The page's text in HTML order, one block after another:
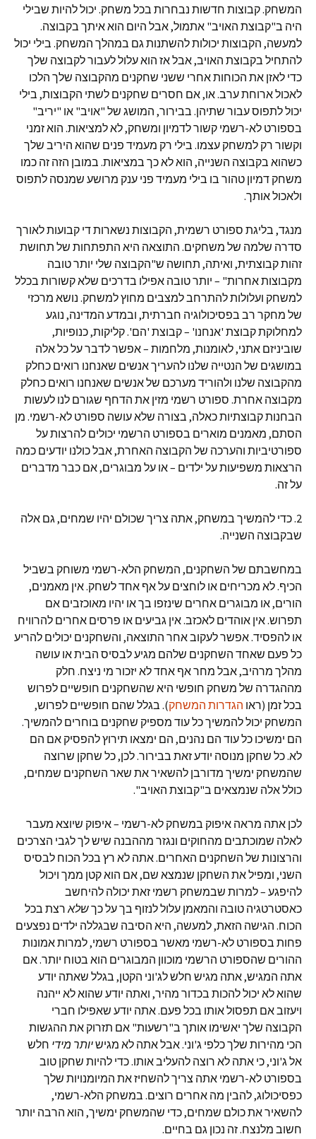
המשחק. קבוצות חדשות נבחרות בכל משחק. יכול להיות שבילי
היה ב"קבוצת האויב" אתמול, אבל היום הוא איתך בקבוצה.
למעשה, הקבוצות יכולות להשתנות גם במהלך המשחק. בילי יכול
להתחיל בקבוצת האויב, אבל אז הוא עלול לעבור לקבוצה שלך
כדי לאזן את הכוחות אחרי ששני שחקנים מהקבוצה שלך הלכו
לאכול ארוחת ערב. או, אם חסרים שחקנים לשתי הקבוצות, בילי
יכול לתפוס עבור שתיהן. בבירור, המושג של "אויב" או "יריב"
בספורט לא-רשמי קשור לדמיון ומשחק, לא למציאות. הוא זמני
וקשור רק למשחק עצמו. בילי רק מעמיד פנים שהוא היריב שלך
כשהוא בקבוצה השנייה, הוא לא כך במציאות. במובן הזה זה כמו
משחק דמיון טהור בו בילי מעמיד פני ענק מרושע שמנסה לתפוס
ולאכול אותך.
מנגד, בליגת ספורט רשמית, הקבוצות נשארות די קבועות לאורך
סדרה שלמה של משחקים. התוצאה היא התפתחות של תחושת
זהות קבוצתית, ואיתה, תחושה ש"הקבוצה שלי יותר טובה
מקבוצות אחרות" – יותר טובה אפילו בדרכים שלא קשורות בכלל
למשחק ועלולות להתרחב למצבים מחוץ למשחק. נושא מרכזי
של מחקר רב בפסיכולוגיה חברתית, ובמדע המדינה, נוגע
למחלוקת קבוצת 'אנחנו' – קבוצת 'הם'. קליקות, כנופיות,
שוביניזם אתני, לאומנות, מלחמות – אפשר לדבר על כל אלה
במושגים של הנטייה שלנו להעריך אנשים שאנחנו רואים כחלק
מהקבוצה שלנו ולהוריד מערכם של אנשים שאנחנו רואים כחלק
מקבוצה אחרת. ספורט רשמי מזין את הדחף שגורם לנו לעשות
הבחנות קבוצתיות כאלה, בצורה שלא עושה ספורט לא-רשמי. מן
הסתם, מאמנים מוארים בספורט הרשמי יכולים להרצות על
ספורטיביות והערכה של הקבוצה האחרת, אבל כולנו יודעים כמה
הרצאות משפיעות על ילדים – או על מבוגרים, אם כבר מדברים
על זה.
2. כדי להמשיך במשחק, אתה צריך שכולם יהיו שמחים, גם אלה
שבקבוצה השנייה.
במחשבתם של השחקנים, המשחק הלא-רשמי משוחק בשביל
הכיף. לא מכריחים או לוחצים על אף אחד לשחק. אין מאמנים,
הורים, או מבוגרים אחרים שינזפו בך או יהיו מאוכזבים אם
תפרוש. אין אוהדים לאכזב. אין גביעים או פרסים אחרים להרוויח
או להפסיד. אפשר לעקוב אחר התוצאה, והשחקנים יכולים להריע
כל פעם שאחד השחקנים שלהם מגיע לבסיס הבית או עושה
מהלך מרהיב, אבל מחר אף אחד לא יזכור מי ניצח. חלק
מההגדרה של משחק חופשי היא שהשחקנים חופשיים לפרוש
בכל זמן (ראו הגדרות המשחק). בגלל שהם חופשיים לפרוש,
המשחק יכול להמשיך כל עוד מספיק שחקנים בוחרים להמשיך.
הם ימשיכו כל עוד הם נהנים, הם ימצאו תירוץ להפסיק אם הם
לא. כל שחקן מנוסה יודע זאת בבירור. לכן, כל שחקן שרוצה
שהמשחק ימשיך מדורבן להשאיר את שאר השחקנים שמחים,
כולל אלה שנמצאים ב"קבוצת האויב".
לכן אתה מראה איפוק במשחק לא-רשמי – איפוק שיוצא מעבר
לאלה שמוכתבים מהחוקים ונגזר מההבנה שיש לך לגבי הצרכים
והרצונות של השחקנים האחרים. אתה לא רץ בכל הכוח לבסיס
השני, ומפיל את השחקן שנמצא שם, אם הוא קטן ממך ויכול
להיפגע – למרות שבמשחק רשמי זאת יכולה להיחשב
כאסטרטגיה טובה והמאמן עלול לנזוף בך על כךשלארצת בכל
הכוח. הגישה הזאת, למעשה, היא הסיבה שבגללה ילדים נפצעים
פחות בספורט לא-רשמי מאשר בספורט רשמי, למרות אמונות
ההורים שהספורט הרשמי מוכוון המבוגרים הוא בטוח יותר. אם
אתה המגיש, אתה מגיש חלש לג'וני הקטן, בגלל שאתה יודע
שהוא לא יכול להכות בכדור מהיר, ואתה יודע שהוא לא ייהנה
ויעזוב אם תפסול אותו בכל פעם. אתה יודע שאפילו חברי
הקבוצה שלך יאשימו אותך ב"רשעות" אם תזרוק את ההגשות
הכי מהירות שלך כלפי ג'וני. אבל אתה לא מגישיותר מידי חלש
אל ג'וני, כי אתה לא רוצה להעליב אותו. כדי להיות שחקן טוב
בספורט לא-רשמי אתה צריך להשחיז את המיומנויות שלך
כפסיכולוג, להבין מה אחרים רוצים. במשחק הלא-רשמי,
להשאיר את כולם שמחים, כדי שהמשחק ימשיך, הוא הרבה יותר
חשוב מלנצח. זה נכון גם בחיים.